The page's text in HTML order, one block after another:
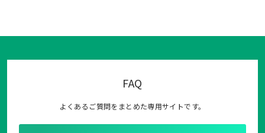
FAQ
よくあるご質問をまとめた専用サイトです。